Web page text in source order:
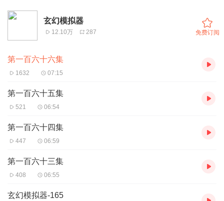
玄幻模拟器
12.10万 287 免费订阅
第一百六十六集
1632 07:15
第一百六十五集
521 06:54
第一百六十四集
447 06:59
第一百六十三集
408 06:55
玄幻模拟器-165